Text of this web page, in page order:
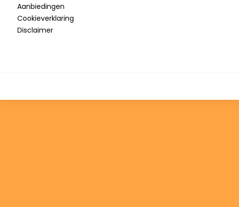
Aanbiedingen
Cookieverklaring
Disclaimer